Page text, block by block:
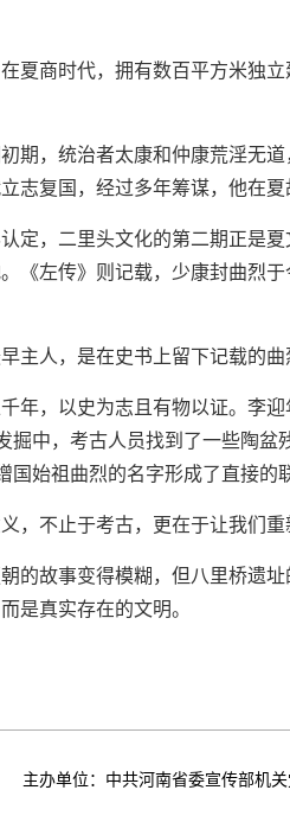
夏商时代，拥有数百平方米独
期，统治者太康和仲康荒淫无
志复国，经过多年筹谋，他在
定，二里头文化的第二期正是
《左传》则记载，少康封曲烈
主人，是在史书上留下记载的曲
年，以史为志且有物以证。李
掘中，考古人员找到了一些陶
国始祖曲烈的名字形成了直接的
，不止于考古，更在于让我们重
的故事变得模糊，但八里桥遗
是真实存在的文明。
主办单位：中共河南省委宣传部机